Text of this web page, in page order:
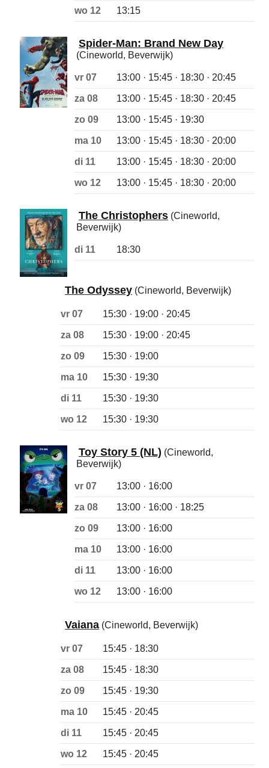
wo 12 13:15
Spider-Man: Brand New Day
(Cineworld, Beverwijk)
vr 07 13:00 · 15:45 · 18:30 · 20:45
za 08 13:00 · 15:45 · 18:30 · 20:45
zo 09 13:00 · 15:45 · 19:30
ma 10 13:00 · 15:45 · 18:30 · 20:00
di 11 13:00 · 15:45 · 18:30 · 20:00
wo 12 13:00 · 15:45 · 18:30 · 20:00
The Christophers (Cineworld,
Beverwijk)
di 11 18:30
The Odyssey (Cineworld, Beverwijk)
vr 07 15:30 · 19:00 · 20:45
za 08 15:30 · 19:00 · 20:45
zo 09 15:30 · 19:00
ma 10 15:30 · 19:30
di 11 15:30 · 19:30
wo 12 15:30 · 19:30
Toy Story 5 (NL) (Cineworld,
Beverwijk)
vr 07 13:00 · 16:00
za 08 13:00 · 16:00 · 18:25
zo 09 13:00 · 16:00
ma 10 13:00 · 16:00
di 11 13:00 · 16:00
wo 12 13:00 · 16:00
Vaiana (Cineworld, Beverwijk)
vr 07 15:45 · 18:30
za 08 15:45 · 18:30
zo 09 15:45 · 19:30
ma 10 15:45 · 20:45
di 11 15:45 · 20:45
wo 12 15:45 · 20:45